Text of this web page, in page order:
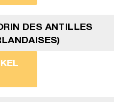
DES ANTILLES